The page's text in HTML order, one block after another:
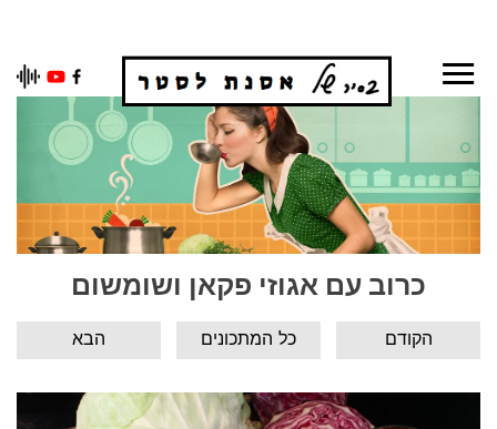
Skip
כרוב עם אגוזי פקאן ושומשום
הבא כל המתכונים הקודם